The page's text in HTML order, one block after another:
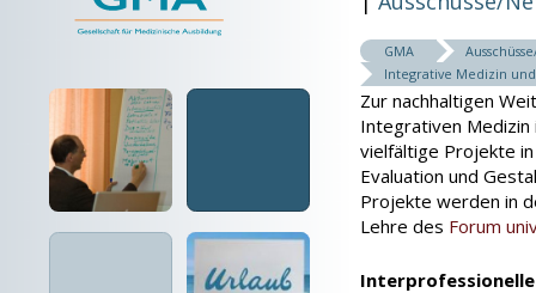
GMA
Integrative Medizin
Zur nachhaltigen
Integrativen
vielfältige Projekte
Evaluation und
Projekte werden in
Lehre des Forum
Interprofessionelle